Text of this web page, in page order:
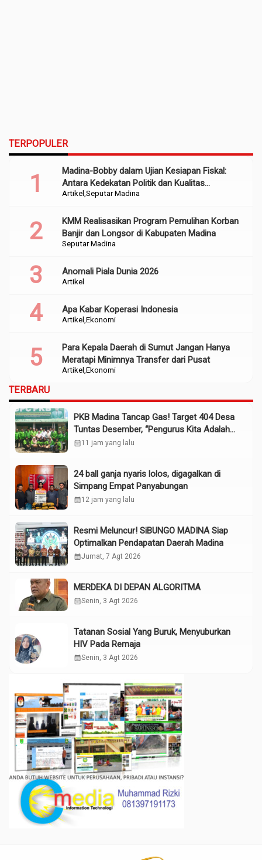
TERPOPULER
Artikel Seputar Madina
Madina-Bobby dalam Ujian Kesiapan Fiskal:
Antara Kedekatan Politik dan Kualitas
Perencanaan
Seputar Madina
KMM Realisasikan Program Pemulihan Korban
Banjir dan Longsor di Kabupaten Madina
Artikel
Anomali Piala Dunia 2026
Artikel Ekonomi
Apa Kabar Koperasi Indonesia
Artikel Ekonomi
Para Kepala Daerah di Sumut Jangan Hanya
Meratapi Minimnya Transfer dari Pusat
TERBARU
PKB Madina Tancap Gas! Target 404 Desa
Tuntas Desember, “Pengurus Kita Adalah
Tokoh”
calendar_month11 jam yang lalu
24 ball ganja nyaris lolos, digagalkan di
Simpang Empat Panyabungan
calendar_month12 jam yang lalu
Resmi Meluncur! SiBUNGO MADINA Siap
Optimalkan Pendapatan Daerah Madina
calendar_monthJumat, 7 Agt 2026
MERDEKA DI DEPAN ALGORITMA
calendar_monthSenin, 3 Agt 2026
Tatanan Sosial Yang Buruk, Menyuburkan
HIV Pada Remaja
calendar_monthSenin, 3 Agt 2026